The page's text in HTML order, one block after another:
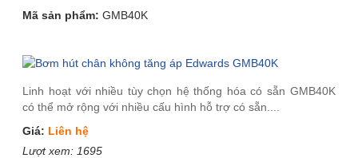
Mã sản phẩm:GMB40K
Linh hoạt với nhiều tùy chọn hệ thống hóa có sẵn GMB40K
có thể mở rộng với nhiều cấu hình hỗ trợ có sẵn....
Giá: Liên hệ
Lượt xem: 1695